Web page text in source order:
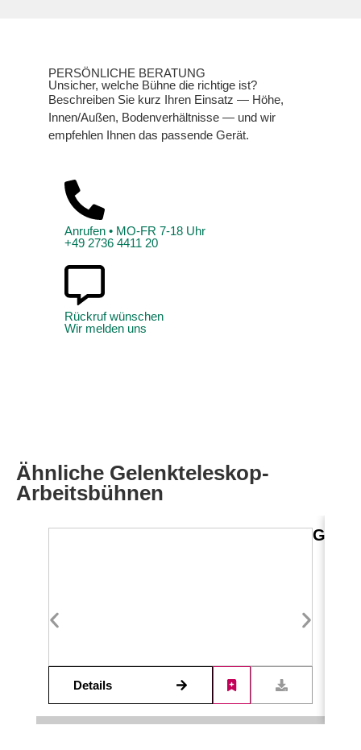
PERSÖNLICHE BERATUNG
Unsicher, welche Bühne die richtige ist?
Beschreiben Sie kurz Ihren Einsatz — Höhe,
Innen/Außen, Bodenverhältnisse — und wir
empfehlen Ihnen das passende Gerät.
Anrufen • MO-FR 7-18 Uhr
+49 2736 4411 20
Rückruf wünschen
Wir melden uns
Ähnliche Gelenkteleskop-
Arbeitsbühnen
GTB
Details